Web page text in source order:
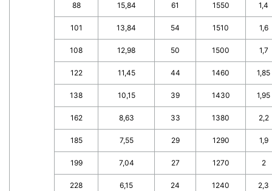
88 15,84 61 1550 1,4
101 13,84 54 1510 1,6
108 12,98 50 1500 1,7
122 11,45 44 1460 1,85
138 10,15 39 1430 1,95
162 8,63 33 1380 2,2
185 7,55 29 1290 1,9
199 7,04 27 1270 2
228 6,15 24 1240 2,3